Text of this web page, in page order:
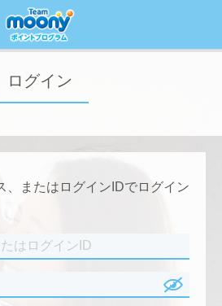
ログイン
、またはログインIDでログイン